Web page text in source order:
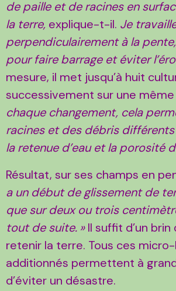
de paille et de racines en
la terre, explique-t-il. Je
perpendiculairement à la
pour faire barrage et éviter
mesure, il met jusqu’à huit
successivement sur une
chaque changement, cela
racines et des débris
la retenue d’eau et la porosité
Résultat, sur ses champs en
a un début de glissement de
que sur deux ou trois
tout de suite. »Il suffit d’un brin
retenir la terre. Tous ces
additionnés permettent à
d’éviter un désastre.